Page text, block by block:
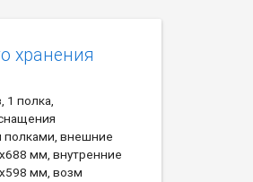
хранения
1 полка,
внешние
мм, внутренние
мм, возм